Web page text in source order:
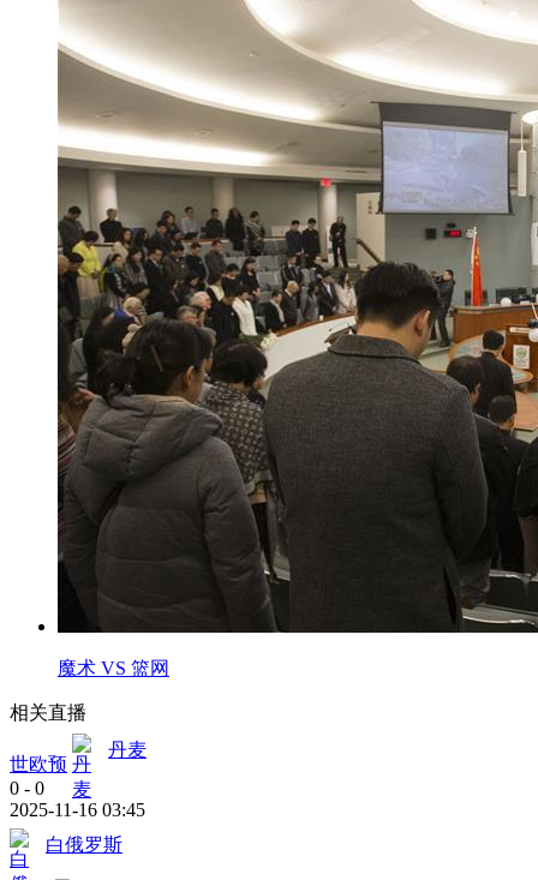
魔术 VS 篮网
相关直播
世欧预
丹麦
0 - 0
2025-11-16 03:45
白俄罗斯